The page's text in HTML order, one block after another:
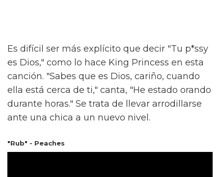
Es difícil ser más explícito que decir "Tu p*ssy
es Dios," como lo hace King Princess en esta
canción. "Sabes que es Dios, cariño, cuando
ella está cerca de ti," canta, "He estado orando
durante horas." Se trata de llevar arrodillarse
ante una chica a un nuevo nivel.
"Rub" - Peaches